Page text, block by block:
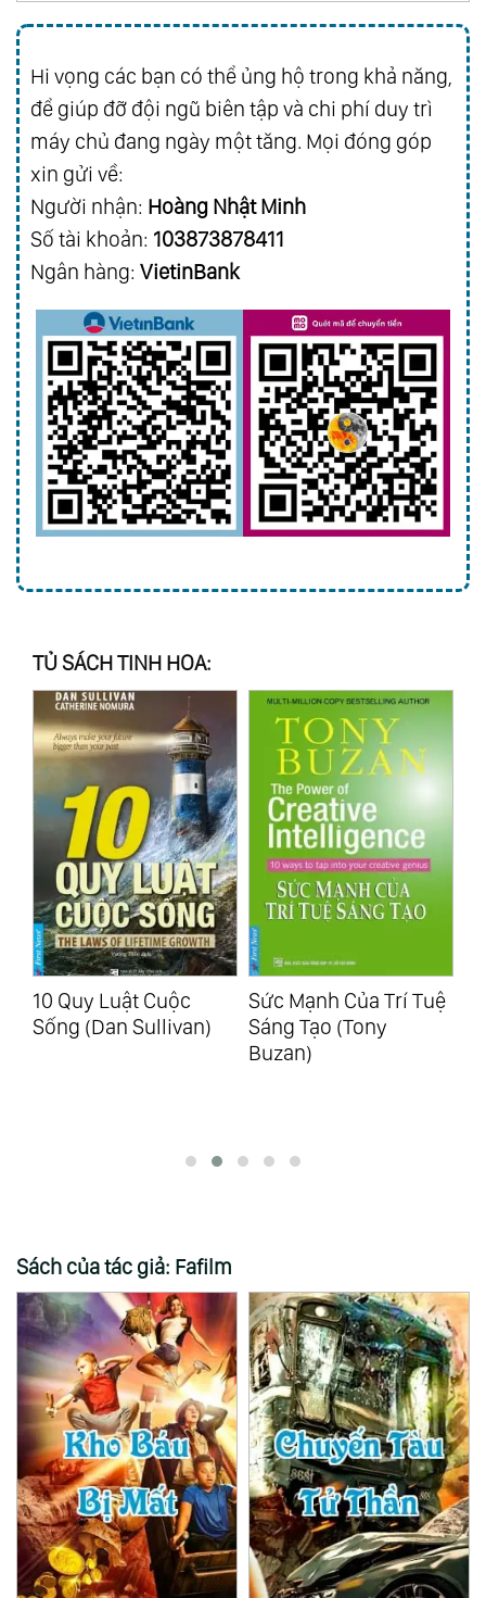
Hi vọng các bạn có thể ủng hộ trong khả năng,
để giúp đỡ đội ngũ biên tập và chi phí duy trì
máy chủ đang ngày một tăng. Mọi đóng góp
xin gửi về:
Người nhận: Hoàng Nhật Minh
Số tài khoản: 103873878411
Ngân hàng: VietinBank
TỦ SÁCH TINH HOA:
Sức Mạnh Của Trí Tuệ
Sáng Tạo (Tony
Sách nói: 04:20:59
Làm Chủ Cuộc Đời
(Khangser Rinpoche)
Sách của tác giả: Fafilm